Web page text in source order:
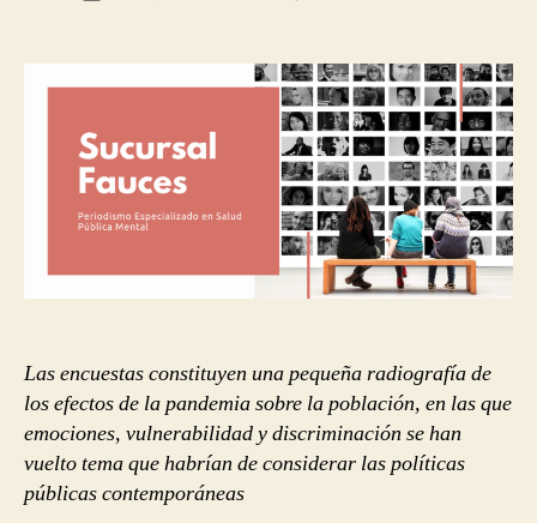
la
entrada
opinión
pública,
potencial
para
la
salud
mental
en
COVID-
19
Las encuestas constituyen una pequeña radiografía de
los efectos de la pandemia sobre la población, en las que
emociones, vulnerabilidad y discriminación se han
vuelto tema que habrían de considerar las políticas
públicas contemporáneas